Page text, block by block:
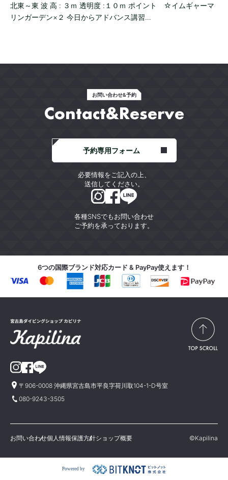
北東～東 波 高 : ３ｍ 透明度 :１０ｍ ポイント ☆イムギャーマ
リンガーデン×２ 今日からアドバンス講習…
お問い合わせ&予約
Contact&Reserve
各種SNSでもお問い合わせ
ご予約を承っております。
予約専用フォーム
必要情報をご記入の上、
送信してください。
6つの国際ブランド対応カード & PayPay使えます！
〒906-0008 沖縄県宮古島市平良字荷川取104-1-D号室
080-9243-3505
お問い合わせ個人情報保護方針ショップ概要 ©Kapilina